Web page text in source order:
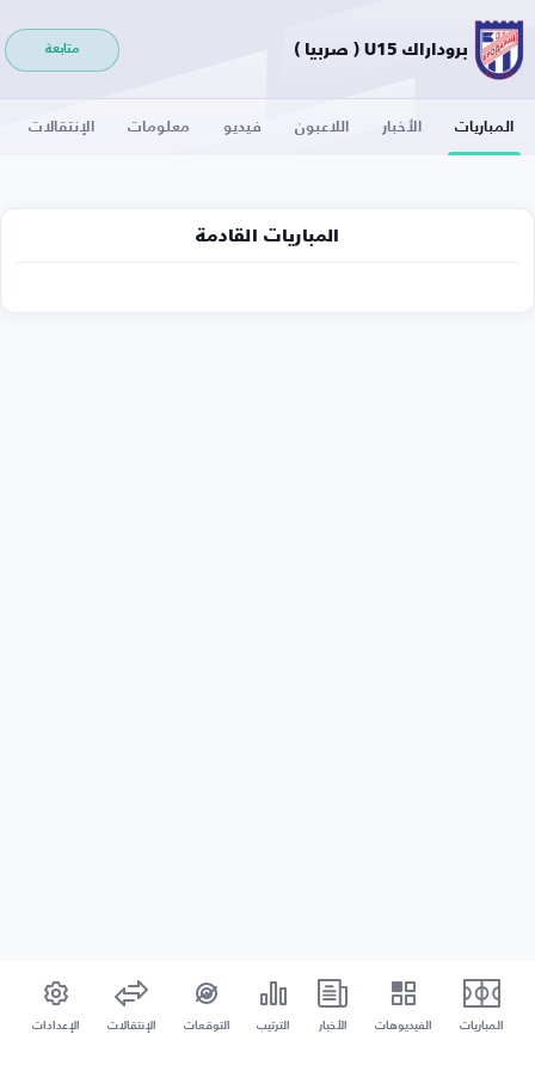
بروداراك U15 ( صربيا ) متابعة
المباريات الأخبار اللاعبون فيديو معلومات الإنتقالات
المباريات القادمة
المباريات الفيديوهات الأخبار الترتيب التوقعات الإنتقالات الإعدادات